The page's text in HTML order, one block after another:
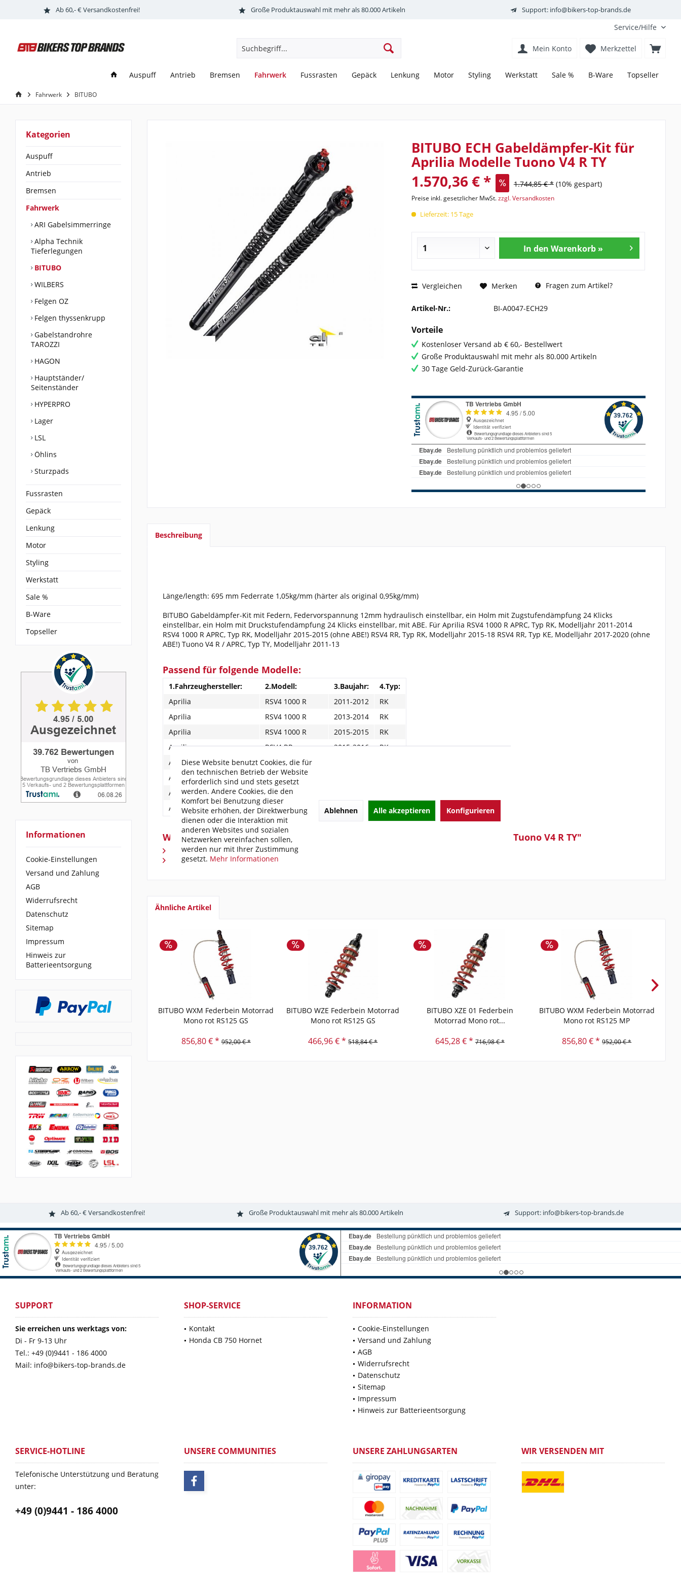
Ab 60,- € Versandkostenfrei! Große Produktauswahl mit mehr als 80.000 Artikeln Support: info@bikers-top-brands.de
Service/Hilfe
Merkzettel
Mein Konto
Auspuff Antrieb Bremsen Fahrwerk Fussrasten Gepäck Lenkung Motor Styling Werkstatt Sale % B-Ware Topseller
Fahrwerk BITUBO
Kategorien
Auspuff
Antrieb
Bremsen
Fahrwerk
ARI Gabelsimmerringe
Alpha Technik
Tieferlegungen
BITUBO
WILBERS
Felgen OZ
Felgen thyssenkrupp
Gabelstandrohre
TAROZZI
HAGON
Hauptständer/
Seitenständer
HYPERPRO
Lager
LSL
Öhlins
Sturzpads
Fussrasten
Gepäck
Lenkung
Motor
Styling
Werkstatt
Sale %
B-Ware
Topseller
Informationen
Cookie-Einstellungen
Versand und Zahlung
AGB
Widerrufsrecht
Datenschutz
Sitemap
Impressum
Hinweis zur
Batterieentsorgung
BITUBO ECH Gabeldämpfer-Kit für
Aprilia Modelle Tuono V4 R TY
1.570,36 € * 1.744,85 € * (10% gespart)
Preise inkl. gesetzlicher MwSt.zzgl. Versandkosten
Lieferzeit: 15 Tage
In den Warenkorb »
Vergleichen Merken Fragen zum Artikel?
Artikel-Nr.: BI-A0047-ECH29
Vorteile
Kostenloser Versand ab € 60,- Bestellwert
Große Produktauswahl mit mehr als 80.000 Artikeln
30 Tage Geld-Zurück-Garantie
Beschreibung
Länge/length: 695 mm Federrate 1,05kg/mm (härter als original 0,95kg/mm)
BITUBO Gabeldämpfer-Kit mit Federn, Federvorspannung 12mm hydraulisch einstellbar, ein Holm mit Zugstufendämpfung 24 Klicks
einstellbar, ein Holm mit Druckstufendämpfung 24 Klicks einstellbar, mit ABE. Für Aprilia RSV4 1000 R APRC, Typ RK, Modelljahr 2011-2014
RSV4 1000 R APRC, Typ RK, Modelljahr 2015-2015 (ohne ABE!) RSV4 RR, Typ RK, Modelljahr 2015-18 RSV4 RR, Typ KE, Modelljahr 2017-2020 (ohne
ABE!) Tuono V4 R / APRC, Typ TY, Modelljahr 2011-13
Passend für folgende Modelle:
1.Fahrzeughersteller: 2.Modell: 3.Baujahr:
4.Typ:
Aprilia
RSV4 1000 R 2011-2012
RK
Aprilia
RSV4 1000 R 2013-2014
RK
Aprilia
RSV4 1000 R 2015-2015
RK
Aprilia
RSV4 RR 2015-2016
RK
Aprilia
RSV4 RR
Aprilia
RSV4 RR
Aprilia
Tuono V4 R
Aprilia
Tuono V4 R 2011-2013 TY
Weiterführende Links zu "BITUBO ECH Gabeldämpfer-Kit für Aprilia Modelle Tuono V4 R TY"
Fragen zum Artikel?
Weitere Artikel von BITUBO
Ähnliche Artikel
BITUBO WXM Federbein Motorrad
Mono rot RS125 GS
856,80 € * 952,00 € *
BITUBO WZE Federbein Motorrad
Mono rot RS125 GS
466,96 € * 518,84 € *
BITUBO XZE 01 Federbein
Motorrad Mono rot...
645,28 € * 716,98 € *
BITUBO WXM Federbein Motorrad
Mono rot RS125 MP
856,80 € * 952,00 € *
Ab 60,- € Versandkostenfrei! Große Produktauswahl mit mehr als 80.000 Artikeln Support: info@bikers-top-brands.de
SUPPORT
Sie erreichen uns werktags von:
Di - Fr 9-13 Uhr
Tel.: +49 (0)9441 - 186 4000
Mail: info@bikers-top-brands.de
SHOP-SERVICE
Kontakt
Honda CB 750 Hornet
INFORMATION
Cookie-Einstellungen
Versand und Zahlung
AGB
Widerrufsrecht
Datenschutz
Sitemap
Impressum
Hinweis zur Batterieentsorgung
SERVICE-HOTLINE
Telefonische Unterstützung und Beratung
unter:
+49 (0)9441 - 186 4000
UNSERE COMMUNITIES UNSERE ZAHLUNGSARTEN WIR VERSENDEN MIT
Diese Website benutzt Cookies, die für
den technischen Betrieb der Website
erforderlich sind und stets gesetzt
werden. Andere Cookies, die den
Komfort bei Benutzung dieser
Website erhöhen, der Direktwerbung
dienen oder die Interaktion mit
anderen Websites und sozialen
Netzwerken vereinfachen sollen,
werden nur mit Ihrer Zustimmung
gesetzt. Mehr Informationen
Ablehnen Alle akzeptieren Konfigurieren